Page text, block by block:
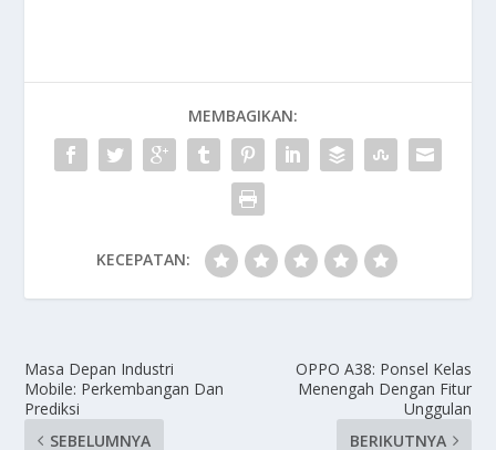
MEMBAGIKAN:
KECEPATAN:
Masa Depan Industri
Mobile: Perkembangan Dan
Prediksi
SEBELUMNYA
OPPO A38: Ponsel Kelas
Menengah Dengan Fitur
Unggulan
BERIKUTNYA